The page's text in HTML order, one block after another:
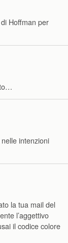
Hoffman per
intenzioni
la tua mail del
l’aggettivo
il codice colore